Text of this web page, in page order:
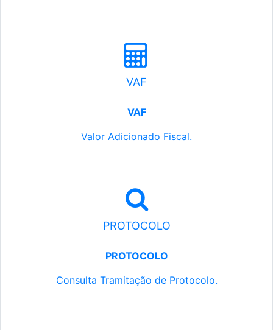
VAF
VAF
Valor Adicionado Fiscal.
PROTOCOLO
PROTOCOLO
Consulta Tramitação de Protocolo.